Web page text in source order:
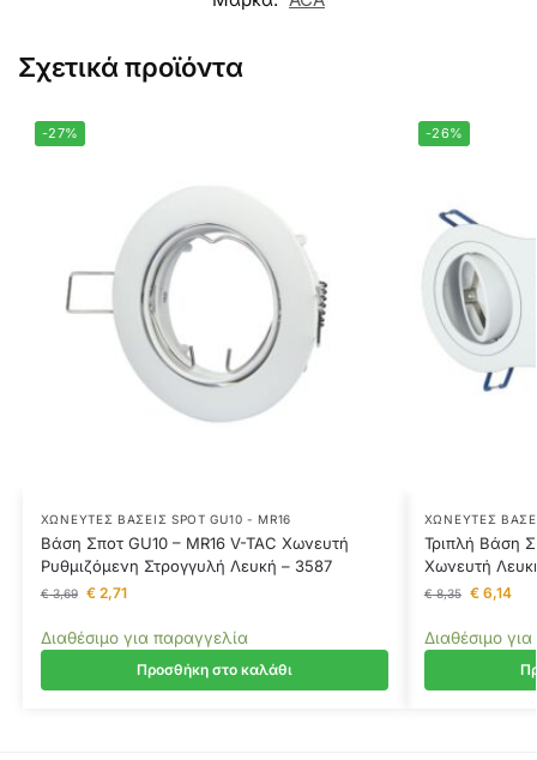
Σχετικά προϊόντα
-27%
ΧΩΝΕΥΤΈΣ ΒΆΣΕΙΣ SPOT GU10 - MR16
Βάση Σποτ GU10 – MR16 V-TAC Χωνευτή
Ρυθμιζόμενη Στρογγυλή Λευκή – 3587
€3,69 €2,71
Διαθέσιμο για παραγγελία
Προσθήκη στο καλάθι
-26%
ΧΩΝΕΥΤΈΣ
Τριπλή Βάση
Χωνευτή
€8,35 €6,14
Διαθέσιμο